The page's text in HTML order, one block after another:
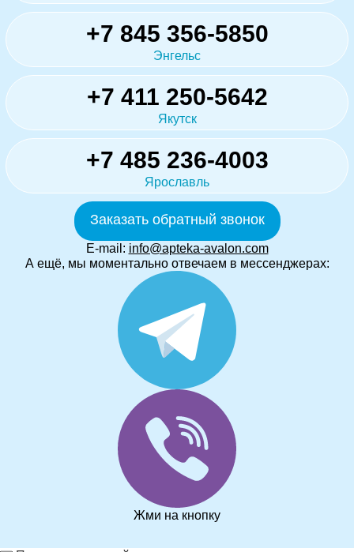
+7 845 356-5850
Энгельс
+7 411 250-5642
Якутск
+7 485 236-4003
Ярославль
Заказать обратный звонок
E-mail: info@apteka-avalon.com
А ещё, мы моментально отвечаем в мессенджерах:
Жми на кнопку